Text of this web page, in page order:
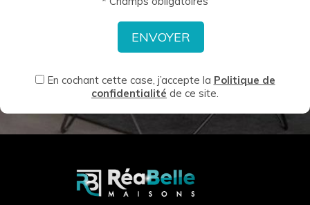
En cochant cette case, j’accepte la Politique de
confidentialité de ce site.